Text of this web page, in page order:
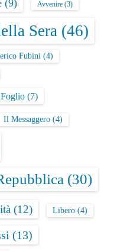
(9) Avvenire (3)
Sera (46)
Fubini (4)
(7)
Il Messaggero (4)
(30)
(12) Libero (4)
(13)